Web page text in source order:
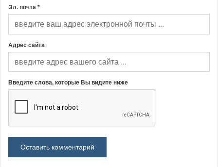
Эл. почта *
Адрес сайта
Введите слова, которые Вы видите ниже